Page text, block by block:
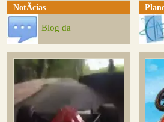
NotÃ­cias
Blog da